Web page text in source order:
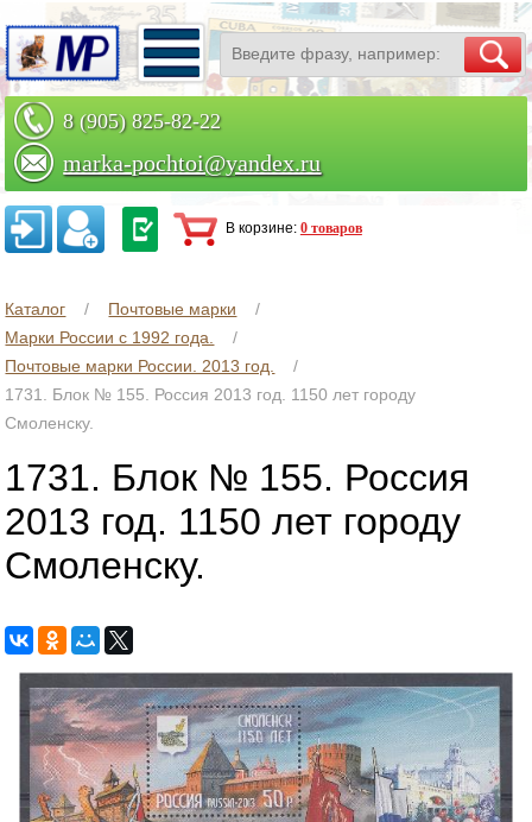
8 (905) 825-82-22
marka-pochtoi@yandex.ru
Заказать по телефону
В корзине: 0 товаров
Каталог
Почтовые марки
Марки России с 1992 года.
Почтовые марки России. 2013 год.
1731. Блок № 155. Россия 2013 год. 1150 лет городу
Смоленску.
1731. Блок № 155. Россия
2013 год. 1150 лет городу
Смоленску.